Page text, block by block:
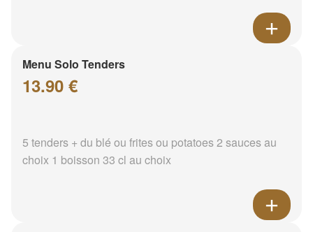
Menu Solo Tenders
13.90 €
5 tenders + du blé ou frites ou potatoes 2 sauces au
choix 1 boisson 33 cl au choix